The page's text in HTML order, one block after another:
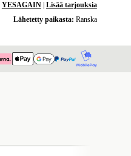
YESAGAIN| Lisää tarjouksia
Lähetetty paikasta: Ranska